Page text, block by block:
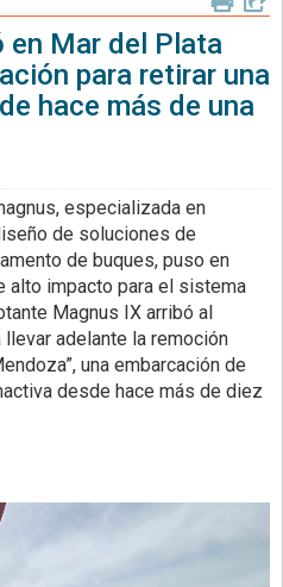
en Mar del Plata
para retirar una
hace más de una
especializada en
de soluciones de
de buques, puso en
alto impacto para el sistema
Magnus IX arribó al
adelante la remoción
una embarcación de
desde hace más de diez